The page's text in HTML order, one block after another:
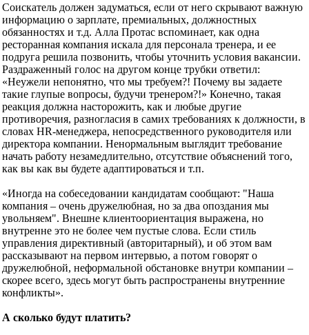
Соискатель должен задуматься, если от него скрывают важную
информацию о зарплате, премиальных, должностных
обязанностях и т.д. Алла Протас вспоминает, как одна
ресторанная компания искала для персонала тренера, и ее
подруга решила позвонить, чтобы уточнить условия вакансии.
Раздраженный голос на другом конце трубки ответил:
«Неужели непонятно, что мы требуем?! Почему вы задаете
такие глупые вопросы, будучи тренером?!» Конечно, такая
реакция должна насторожить, как и любые другие
противоречия, разногласия в самих требованиях к должности, в
словах HR-менеджера, непосредственного руководителя или
директора компании. Ненормальным выглядит требование
начать работу незамедлительно, отсутствие объяснений того,
как вы как вы будете адаптироваться и т.п.
«Иногда на собеседовании кандидатам сообщают: "Наша
компания – очень дружелюбная, но за два опоздания мы
увольняем". Внешне клиентоориентация выражена, но
внутренне это не более чем пустые слова. Если стиль
управления директивный (авторитарный), и об этом вам
рассказывают на первом интервью, а потом говорят о
дружелюбной, неформальной обстановке внутри компании –
скорее всего, здесь могут быть распространены внутренние
конфликты».
А сколько будут платить?